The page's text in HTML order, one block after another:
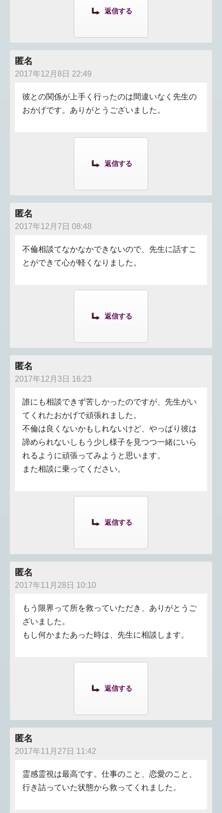
返信する
匿名
2017年12月8日 22:49
彼との関係が上手く行ったのは間違いなく先生の
おかげです。ありがとうございました。
返信する
匿名
2017年12月7日 08:48
不倫相談てなかなかできないので、先生に話すこ
とができて心が軽くなりました。
返信する
匿名
2017年12月3日 16:23
誰にも相談できず苦しかったのですが、先生がい
てくれたおかげで頑張れました。
不倫は良くないかもしれないけど、やっぱり彼は
諦められないしもう少し様子を見つつ一緒にいら
れるように頑張ってみようと思います。
また相談に乗ってください。
返信する
匿名
2017年11月28日 10:10
もう限界って所を救っていただき、ありがとうご
ざいました。
もし何かまたあった時は、先生に相談します。
返信する
匿名
2017年11月27日 11:42
霊感霊視は最高です。仕事のこと、恋愛のこと、
行き詰っていた状態から救ってくれました。